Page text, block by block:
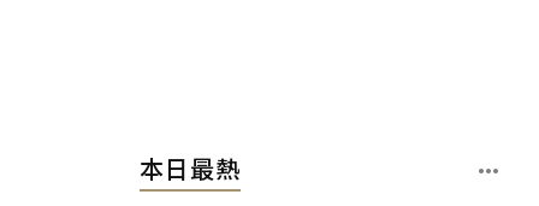
本日最熱